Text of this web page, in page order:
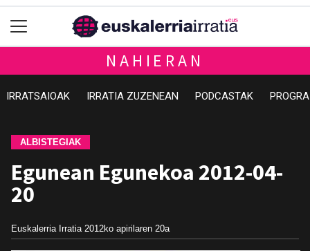
NAHIERAN
IRRATSAIOAK IRRATIA ZUZENEAN PODCASTAK
ALBISTEGIAK
Egunean Egunekoa 2012-04-
20
Euskalerria Irratia 2012ko apirilaren 20a